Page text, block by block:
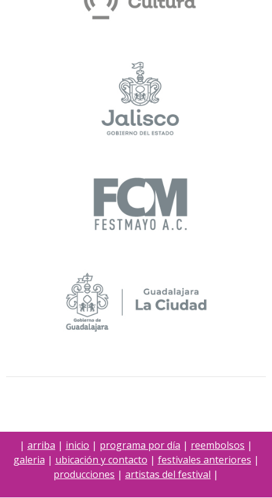
| arriba | inicio | programa por día | reembolsos |
galeria | ubicación y contacto | festivales anteriores |
producciones | artistas del festival |